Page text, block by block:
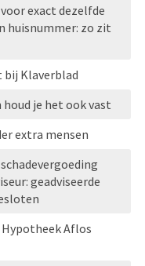
exact dezelfde
huisnummer: zo zit
bij Klaverblad
je het ook vast
extra mensen
geadviseerde
Aflos